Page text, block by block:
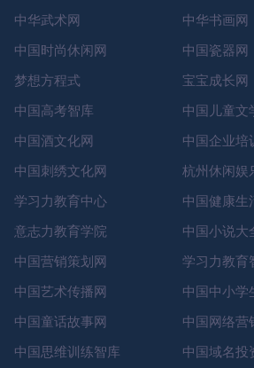
中华武术网
中国时尚休闲网
梦想方程式
中国高考智库
中国酒文化网
中国刺绣文化网
学习力教育中心
意志力教育学院
中国营销策划网
中国艺术传播网
中国童话故事网
中国思维训练智库
中华书画网
中国瓷器网
宝宝成长网
中国儿童文
中国企业培
杭州休闲娱
中国健康生
中国小说大
学习力教育
中国中小学
中国网络营
中国域名投